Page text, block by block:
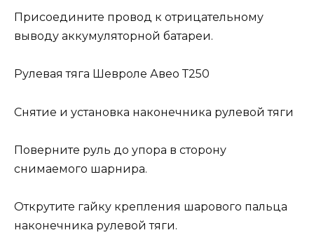
Присоедините провод к отрицательному
выводу аккумуляторной батареи.
Рулевая тяга Шевроле Авео Т250
Снятие и установка наконечника рулевой тяги
Поверните руль до упора в сторону
снимаемого шарнира.
Открутите гайку крепления шарового пальца
наконечника рулевой тяги.